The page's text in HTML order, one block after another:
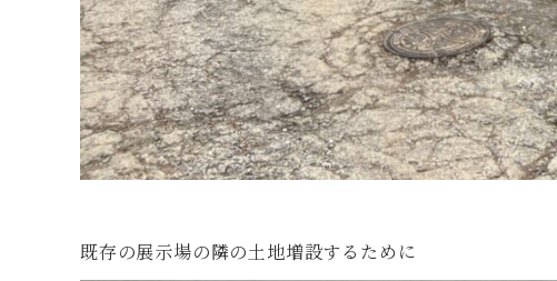
既存の展示場の隣の土地増設するために